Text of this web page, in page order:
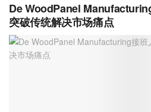
De WoodPanel
突破传统解决市场痛点